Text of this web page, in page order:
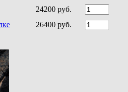
24200 руб.
26400 руб.